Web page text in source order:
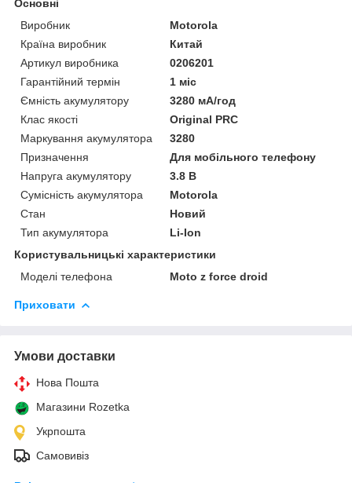
Основні
Виробник
Motorola
Країна виробник
Китай
Артикул виробника
0206201
Гарантійний термін
1 міс
Ємність акумулятору
3280 мА/год
Клас якості
Original PRC
Маркування акумулятора
3280
Призначення
Для мобільного телефону
Напруга акумулятору
3.8 В
Сумісність акумулятора
Motorola
Стан
Новий
Тип акумулятора
Li-Ion
Користувальницькі характеристики
Моделі телефона
Moto z force droid
Приховати
Умови доставки
Нова Пошта
Магазини Rozetka
Укрпошта
Самовивіз